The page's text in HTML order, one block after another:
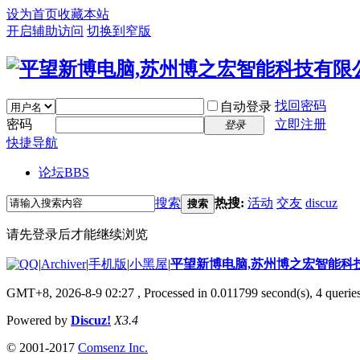
设为首页收藏本站
开启辅助访问 切换到窄版
自动登录 找回密码
密码
登录
立即注册
快捷导航
论坛BBS
搜索 搜索 热搜: 活动 交友 discuz
请先登录后才能继续浏览
|Archiver|手机版|小黑屋|平望新博电脑,苏州博之宏智能科
GMT+8, 2026-8-9 02:27 , Processed in 0.011799 second(s), 4
Powered by Discuz! X3.4
© 2001-2017 Comsenz Inc.